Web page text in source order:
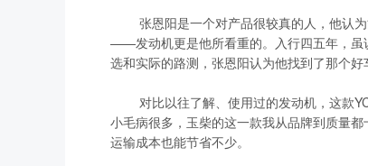
张恩阳是一个对产品很较真的人，他认为
——发动机更是他所看重的。入行四五年，虽
选和实际的路测，张恩阳认为他找到了那个
对比以往了解、使用过的发动机，这款
小毛病很多，玉柴的这一款我从品牌到质量
运输成本也能节省不少。